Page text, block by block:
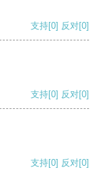
支持[0] 反对[0]
支持[0] 反对[0]
支持[0] 反对[0]